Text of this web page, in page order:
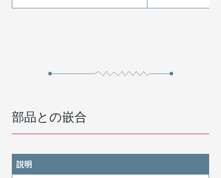
部品との嵌合
説明